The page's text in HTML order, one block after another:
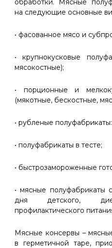
обработки. Мясные
на следующие основные
• фасованное мясо и
• крупнокусковые
мясокостные);
• порционные и
(мякотные, бескостные,
• рубленые
• полуфабрикаты в тесте;
• быстрозамороженные
• мясные полуфабрикаты
дня детского,
профилактического
Мясные консервы –
в герметичной таре,